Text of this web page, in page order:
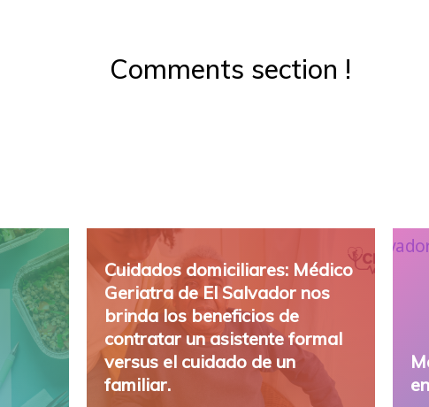
Comments section !
Cuidados domiciliares: Médico
Geriatra de El Salvador nos
brinda los beneficios de
contratar un asistente formal
versus el cuidado de un
familiar.